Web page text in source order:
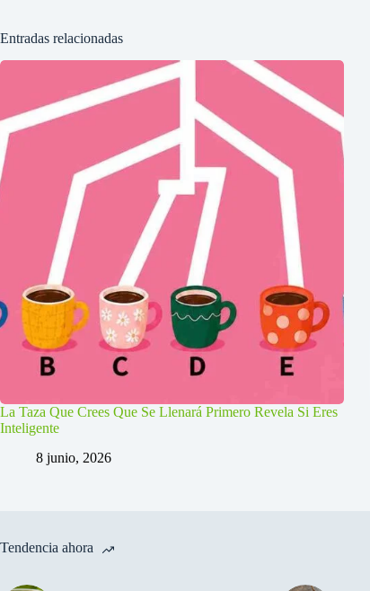
Entradas relacionadas
La Taza Que Crees Que Se Llenará Primero Revela Si Eres
Inteligente
8 junio, 2026
Tendencia ahora